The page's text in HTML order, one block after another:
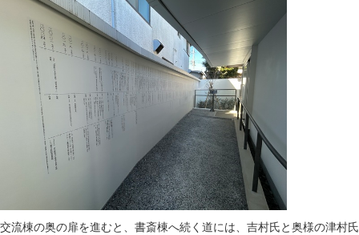
交流棟の奥の扉を進むと、書斎棟へ続く道には、吉村氏と奥様の津村氏